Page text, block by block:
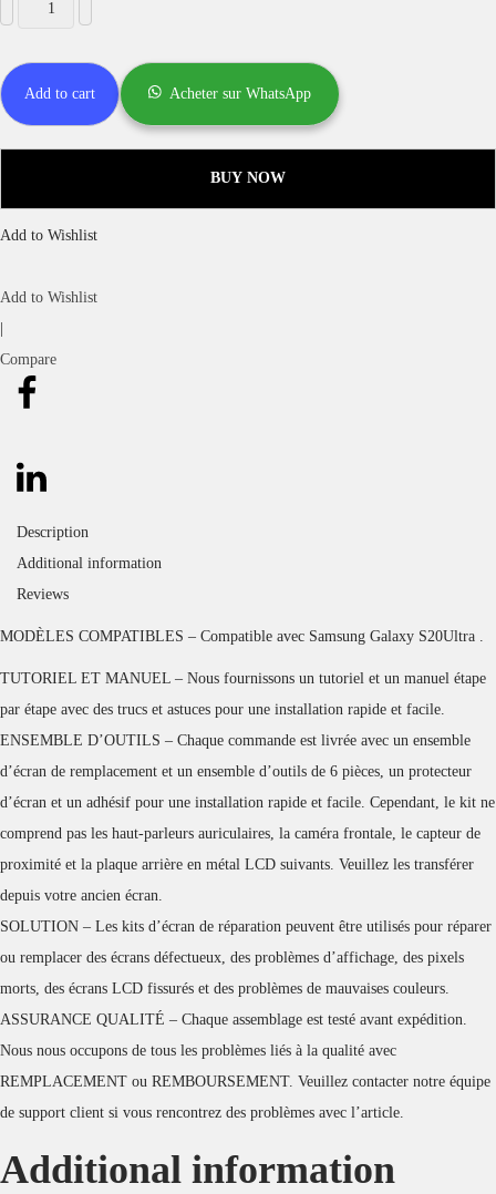
Add to cart Acheter sur WhatsApp
BUY NOW
Add to Wishlist
Add to Wishlist
Compare
Description
Additional information
Reviews
MODÈLES COMPATIBLES – Compatible avec Samsung Galaxy S20Ultra .
TUTORIEL ET MANUEL – Nous fournissons un tutoriel et un manuel étape
par étape avec des trucs et astuces pour une installation rapide et facile.
ENSEMBLE D’OUTILS – Chaque commande est livrée avec un ensemble
d’écran de remplacement et un ensemble d’outils de 6 pièces, un protecteur
d’écran et un adhésif pour une installation rapide et facile. Cependant, le kit ne
comprend pas les haut-parleurs auriculaires, la caméra frontale, le capteur de
proximité et la plaque arrière en métal LCD suivants. Veuillez les transférer
depuis votre ancien écran.
SOLUTION – Les kits d’écran de réparation peuvent être utilisés pour réparer
ou remplacer des écrans défectueux, des problèmes d’affichage, des pixels
morts, des écrans LCD fissurés et des problèmes de mauvaises couleurs.
ASSURANCE QUALITÉ – Chaque assemblage est testé avant expédition.
Nous nous occupons de tous les problèmes liés à la qualité avec
REMPLACEMENT ou REMBOURSEMENT. Veuillez contacter notre équipe
de support client si vous rencontrez des problèmes avec l’article.
Additional information